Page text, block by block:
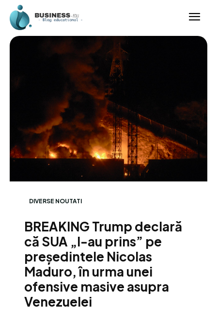
DIVERSE NOUTATI
BREAKING Trump declară
că SUA „l-au prins” pe
președintele Nicolas
Maduro, în urma unei
ofensive masive asupra
Venezuelei